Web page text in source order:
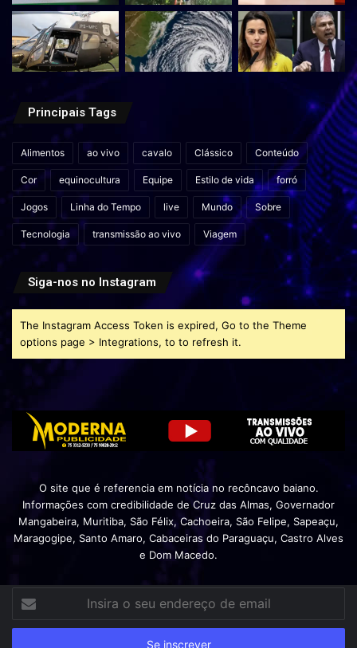
Principais Tags
Alimentos ao vivo cavalo Clássico Conteúdo
Cor equinocultura Equipe Estilo de vida forró
Jogos Linha do Tempo live Mundo Sobre
Tecnologia transmissão ao vivo Viagem
Siga-nos no Instagram
The Instagram Access Token is expired, Go to the Theme
options page > Integrations, to to refresh it.
O site que é referencia em notícia no recôncavo baiano.
Informações com credibilidade de Cruz das Almas, Governador
Mangabeira, Muritiba, São Félix, Cachoeira, São Felipe, Sapeaçu,
Maragogipe, Santo Amaro, Cabaceiras do Paraguaçu, Castro Alves
e Dom Macedo.
seu